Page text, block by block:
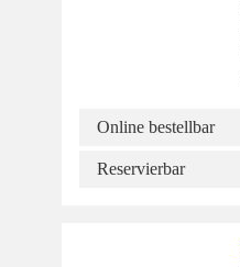
Online bestellbar
Reservierbar